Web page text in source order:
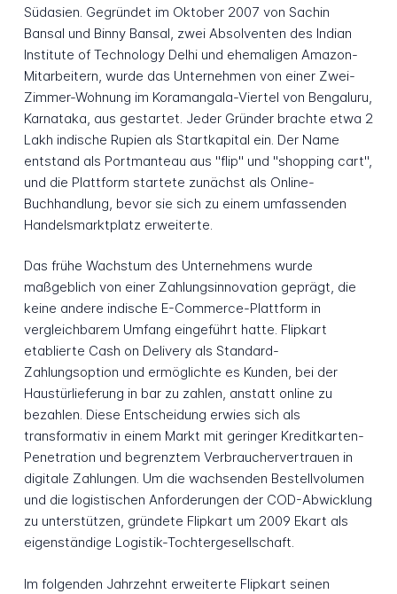
Südasien. Gegründet im Oktober 2007 von Sachin
Bansal und Binny Bansal, zwei Absolventen des Indian
Institute of Technology Delhi und ehemaligen Amazon-
Mitarbeitern, wurde das Unternehmen von einer Zwei-
Zimmer-Wohnung im Koramangala-Viertel von Bengaluru,
Karnataka, aus gestartet. Jeder Gründer brachte etwa 2
Lakh indische Rupien als Startkapital ein. Der Name
entstand als Portmanteau aus "flip" und "shopping cart",
und die Plattform startete zunächst als Online-
Buchhandlung, bevor sie sich zu einem umfassenden
Handelsmarktplatz erweiterte.
Das frühe Wachstum des Unternehmens wurde
maßgeblich von einer Zahlungsinnovation geprägt, die
keine andere indische E-Commerce-Plattform in
vergleichbarem Umfang eingeführt hatte. Flipkart
etablierte Cash on Delivery als Standard-
Zahlungsoption und ermöglichte es Kunden, bei der
Haustürlieferung in bar zu zahlen, anstatt online zu
bezahlen. Diese Entscheidung erwies sich als
transformativ in einem Markt mit geringer Kreditkarten-
Penetration und begrenztem Verbrauchervertrauen in
digitale Zahlungen. Um die wachsenden Bestellvolumen
und die logistischen Anforderungen der COD-Abwicklung
zu unterstützen, gründete Flipkart um 2009 Ekart als
eigenständige Logistik-Tochtergesellschaft.
Im folgenden Jahrzehnt erweiterte Flipkart seinen